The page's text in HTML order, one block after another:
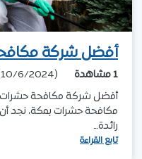
أفضل شركة
1مشاهدة
(10/6/2024)
أفضل شركة مكافحة حشرات
مكافحة حشرات بمكة، نجد
رائدة…
تابع القراءة